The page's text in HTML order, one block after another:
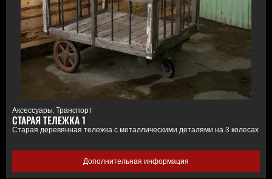
Аксессуары,Транспорт
СТАРАЯ ТЕЛЕЖКА 1
Старая деревянная тележка с металлическими деталями на 3 колесах
Дополнительная информация